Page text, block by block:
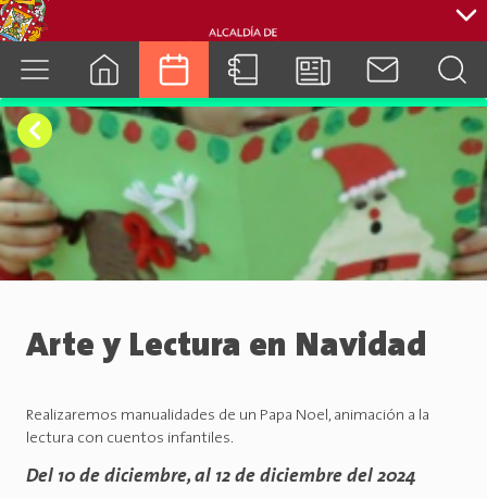
cuenca.gob.ec
Arte y Lectura en Navidad
Realizaremos manualidades de un Papa Noel, animación a la
lectura con cuentos infantiles.
Del 10 de diciembre, al 12 de diciembre del 2024